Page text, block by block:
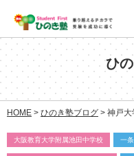
ひ
HOME > ひのき塾ブログ > 神戸大
大阪教育大学附属池田中学校 一